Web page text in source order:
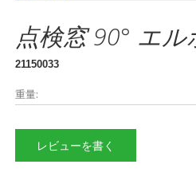
点検窓 90° エ
21150033
重量:
レビューを書く